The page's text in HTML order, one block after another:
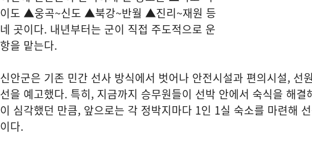
이도 ▲웅곡~신도 ▲북강~반월 ▲진리~재원 등
네 곳이다. 내년부터는 군이 직접 주도적으로 운
항을 맡는다.
신안군은 기존 민간 선사 방식에서 벗어나 안전시설과 편의시설, 선
선을 예고했다. 특히, 지금까지 승무원들이 선박 안에서 숙식을 해결
이 심각했던 만큼, 앞으로는 각 정박지마다 1인 1실 숙소를 마련해
이다.